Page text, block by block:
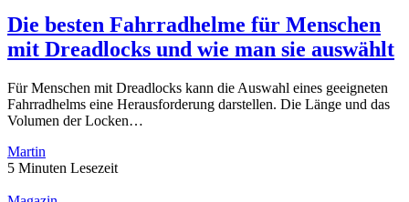
Die besten Fahrradhelme für Menschen
mit Dreadlocks und wie man sie auswählt
Für Menschen mit Dreadlocks kann die Auswahl eines geeigneten
Fahrradhelms eine Herausforderung darstellen. Die Länge und das
Volumen der Locken…
Martin
5 Minuten Lesezeit